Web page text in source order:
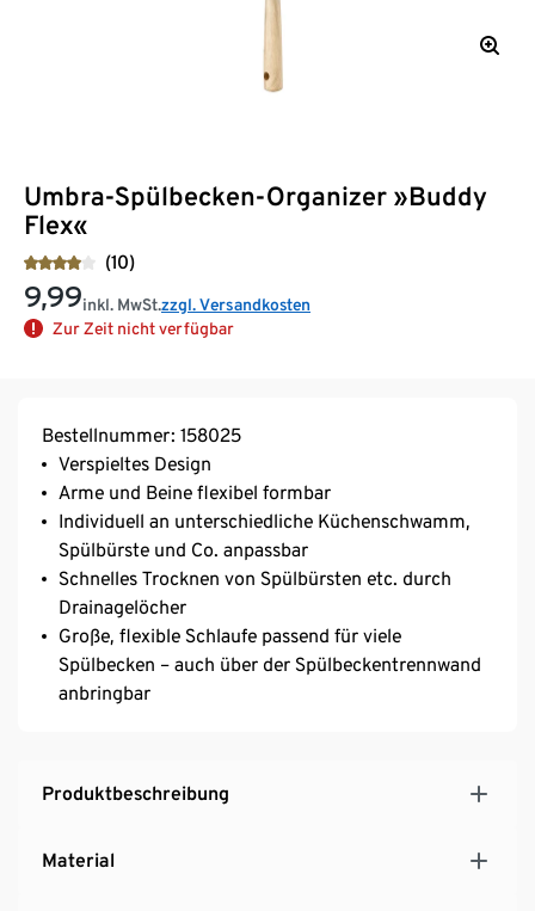
Umbra-Spülbecken-Organizer »Buddy
Flex«
(10)
9,99inkl. MwSt.zzgl. Versandkosten
Zur Zeit nicht verfügbar
Bestellnummer: 158025
Verspieltes Design
Arme und Beine flexibel formbar
Individuell an unterschiedliche Küchenschwamm,
Spülbürste und Co. anpassbar
Schnelles Trocknen von Spülbürsten etc. durch
Drainagelöcher
Große, flexible Schlaufe passend für viele
Spülbecken – auch über der Spülbeckentrennwand
anbringbar
Produktbeschreibung
Material